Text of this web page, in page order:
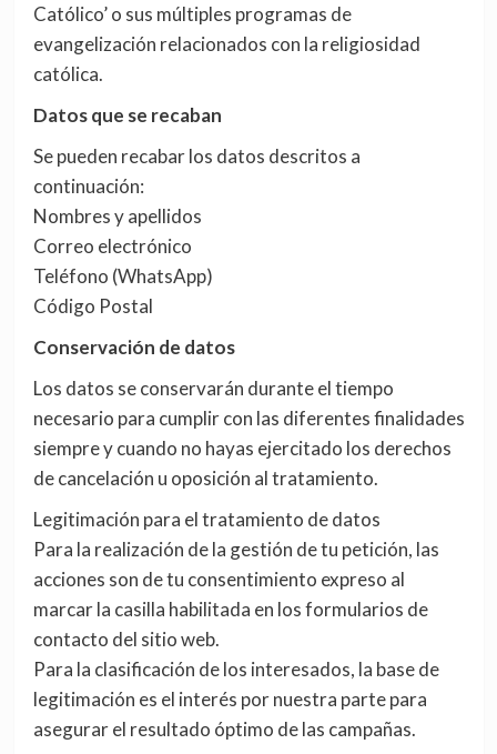
Católico’ o sus múltiples programas de
evangelización relacionados con la religiosidad
católica.
Datos que se recaban
Se pueden recabar los datos descritos a
continuación:
Nombres y apellidos
Correo electrónico
Teléfono (WhatsApp)
Código Postal
Conservación de datos
Los datos se conservarán durante el tiempo
necesario para cumplir con las diferentes finalidades
siempre y cuando no hayas ejercitado los derechos
de cancelación u oposición al tratamiento.
Legitimación para el tratamiento de datos
Para la realización de la gestión de tu petición, las
acciones son de tu consentimiento expreso al
marcar la casilla habilitada en los formularios de
contacto del sitio web.
Para la clasificación de los interesados, la base de
legitimación es el interés por nuestra parte para
asegurar el resultado óptimo de las campañas.